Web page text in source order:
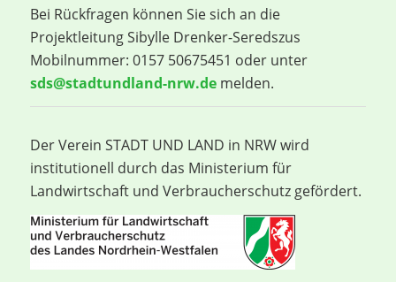
Bei Rückfragen können Sie sich an die
Projektleitung Sibylle Drenker-Seredszus
Mobilnummer: 0157 50675451 oder unter
sds@stadtundland-nrw.de melden.
Der Verein STADT UND LAND in NRW wird
institutionell durch das Ministerium für
Landwirtschaft und Verbraucherschutz gefördert.